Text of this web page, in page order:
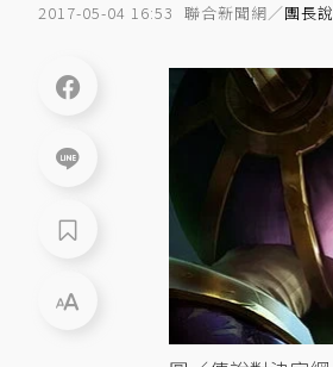
2017-05-04 16:53 聯合新聞網／團長說